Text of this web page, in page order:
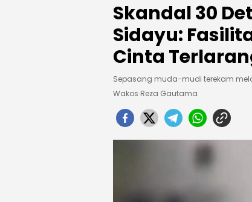
Skandal 30
Sidayu:
Cinta
Sepasang muda-mudi terekam
Wakos Reza Gautama